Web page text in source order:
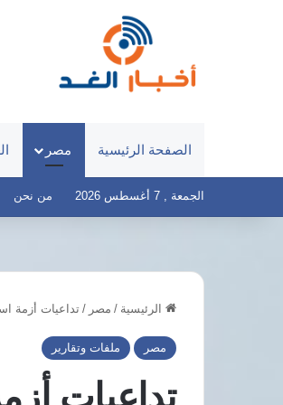
الصفحة الرئيسية مصر
الجمعة , 7 أغسطس 2026 من نحن
الرئيسية / مصر / تداعيات أزمة
مصر ملفات وتقارير دول
عربية
وإسلامية
تدعو